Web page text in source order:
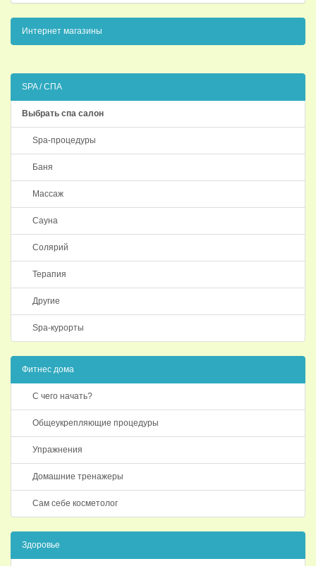
Интернет магазины
SPA / СПА
Выбрать спа салон
Spa-процедуры
Баня
Массаж
Сауна
Солярий
Терапия
Другие
Spa-курорты
Фитнес дома
С чего начать?
Общеукрепляющие процедуры
Упражнения
Домашние тренажеры
Сам себе косметолог
Здоровье